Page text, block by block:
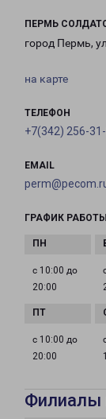
ПЕРМЬ
город Пермь,
на карте
ТЕЛЕФОН
+7(342) 256-31-
EMAIL
ГРАФИК РАБОТЫ
с 10:00 до
20:00
с 10:00 до
20:00
Филиалы